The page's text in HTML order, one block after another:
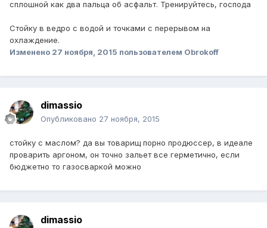
сплошной как два пальца об асфальт. Тренируйтесь, господа
Стойку в ведро с водой и точками с перерывом на
охлаждение.
Изменено 27 ноября, 2015 пользователем Obrokoff
dimassio
Опубликовано 27 ноября, 2015
стойку с маслом? да вы товарищ порно продюссер, в идеале
проварить аргоном, он точно зальет все герметично, если
бюджетно то газосваркой можно
dimassio